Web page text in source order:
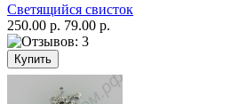
Светящийся свисток
250.00 р. 79.00 р.